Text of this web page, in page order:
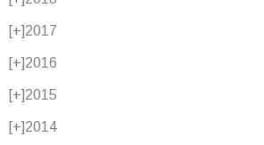
[+]2017
[+]2016
[+]2015
[+]2014